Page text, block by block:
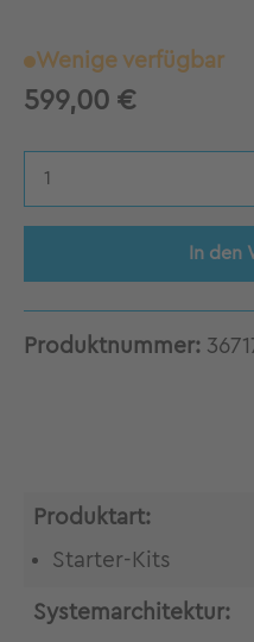
Wenige verfügbar
599,00 €
Produkt Anzahl:
In den
Produktnummer:
Produktart:
Starter-Kits
Systemarchitektur: